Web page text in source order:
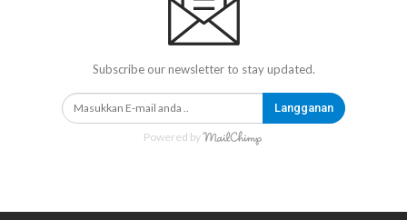
Subscribe our newsletter to stay updated.
Langganan
Powered by